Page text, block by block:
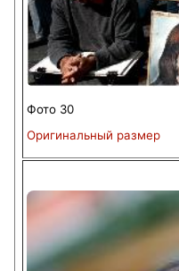
Фото 30
Оригинальный размер